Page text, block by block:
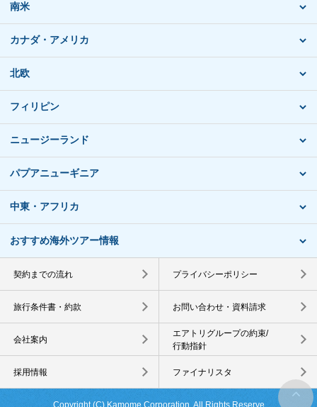
南米
カナダ・アメリカ
北欧
フィリピン
ニュージーランド
パプアニューギニア
中東・アフリカ
おすすめ海外ツアー情報
契約までの流れ プライバシーポリシー
旅行条件書・約款 お問い合わせ・資料請求
会社案内
エアトリグループの約束/
行動指針
採用情報 ファイナリスタ